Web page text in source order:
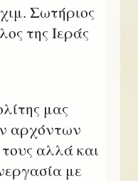
Σωτήριος
της Ιεράς
μας
αρχόντων
αλλά και
με